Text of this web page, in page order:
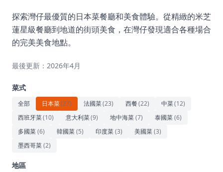
約會好去處
美食佳餚
運動
藝術文化
休閒
音樂
探索灣仔最優質的日本菜餐廳和美食體驗。從精緻的米芝
蓮星級餐廳到地道的街頭美食，在灣仔發現適合各種場合
的完美美食地點。
最後更新：2026年4月
菜式
全部 日本菜(27) 法國菜(23) 西餐(22) 中菜(12)
西班牙菜(10) 意大利菜(9) 地中海菜(7) 泰國菜(6)
多國菜(6) 韓國菜(5) 印度菜(3) 美國菜(3)
墨西哥菜(2)
地區